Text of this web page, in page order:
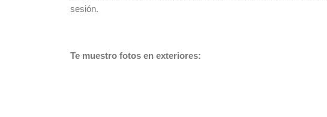
sesión.
Te muestro fotos en exteriores: